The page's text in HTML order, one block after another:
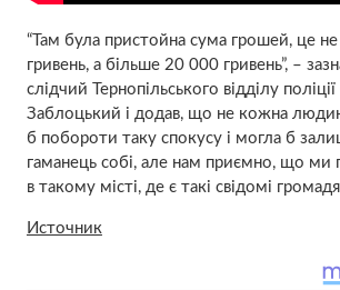
“Там була пристойна сума грошей, це
гривень, а більше 20 000 гривень”, –
слідчий Тернопільського відділу поліції
Заблоцький і додав, що не кожна
б побороти таку спокусу і могла б
гаманець собі, але нам приємно, що ми
в такому місті, де є такі свідомі
Источник